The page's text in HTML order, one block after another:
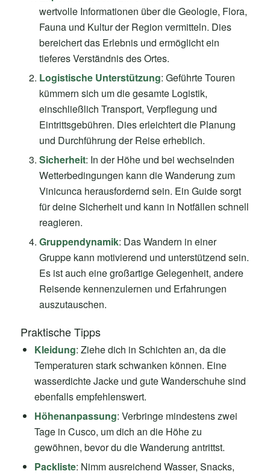
wertvolle Informationen über die Geologie, Flora,
Fauna und Kultur der Region vermitteln. Dies
bereichert das Erlebnis und ermöglicht ein
tieferes Verständnis des Ortes.
Logistische Unterstützung: Geführte Touren
kümmern sich um die gesamte Logistik,
einschließlich Transport, Verpflegung und
Eintrittsgebühren. Dies erleichtert die Planung
und Durchführung der Reise erheblich.
Sicherheit: In der Höhe und bei wechselnden
Wetterbedingungen kann die Wanderung zum
Vinicunca herausfordernd sein. Ein Guide sorgt
für deine Sicherheit und kann in Notfällen schnell
reagieren.
Gruppendynamik: Das Wandern in einer
Gruppe kann motivierend und unterstützend sein.
Es ist auch eine großartige Gelegenheit, andere
Reisende kennenzulernen und Erfahrungen
auszutauschen.
Praktische Tipps
Kleidung: Ziehe dich in Schichten an, da die
Temperaturen stark schwanken können. Eine
wasserdichte Jacke und gute Wanderschuhe sind
ebenfalls empfehlenswert.
Höhenanpassung: Verbringe mindestens zwei
Tage in Cusco, um dich an die Höhe zu
gewöhnen, bevor du die Wanderung antrittst.
Packliste: Nimm ausreichend Wasser, Snacks,